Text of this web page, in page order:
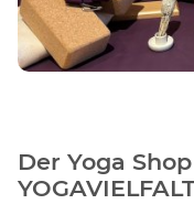
Der Yoga